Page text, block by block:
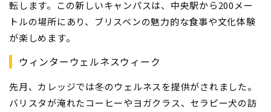
転します。この新しいキャンパスは、中央駅から200メー
トルの場所にあり、ブリスベンの魅力的な食事や文化体験
が楽しめます。
ウィンターウェルネスウィーク
先月、カレッジでは冬のウェルネスを提供がされました。
バリスタが淹れたコーヒーやヨガクラス、セラピー犬の訪